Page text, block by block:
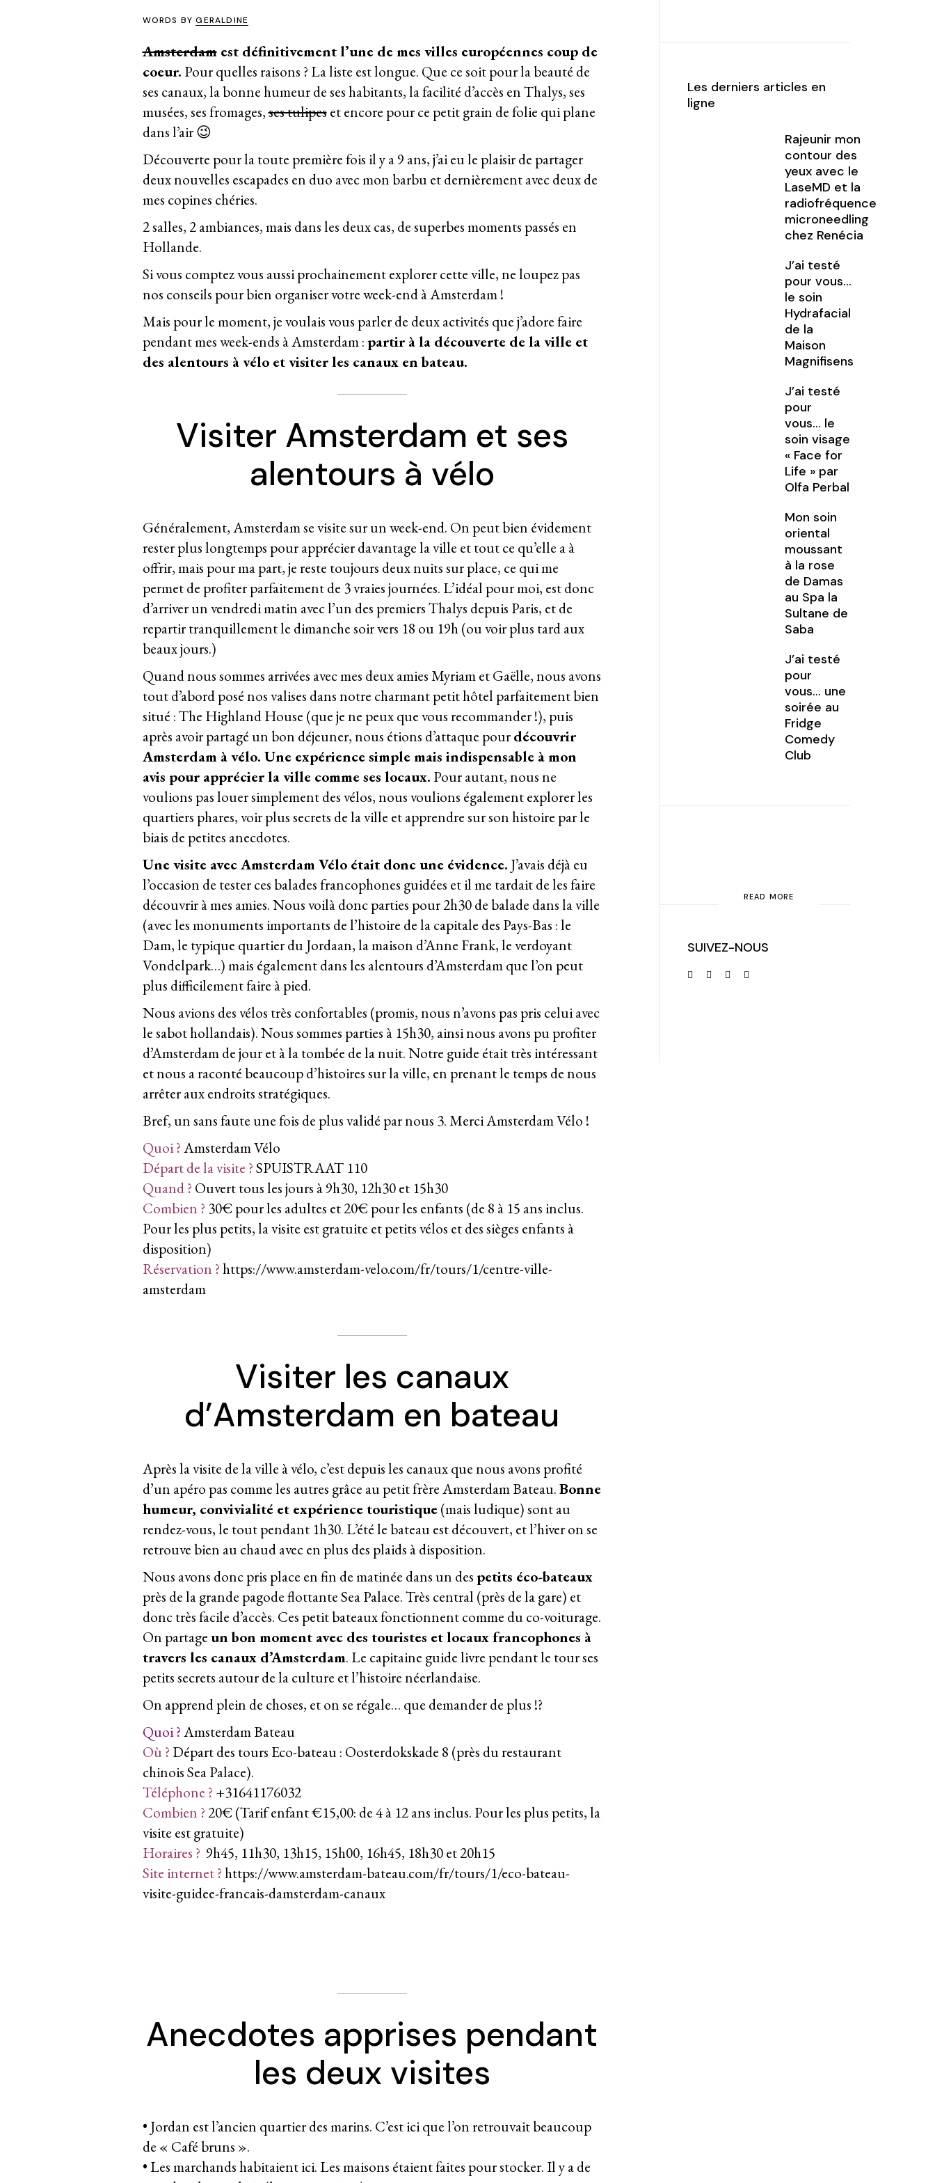
WORDS BYGERALDINE
Amsterdamest définitivement l’une de mes villes européennes coup de
coeur. Pour quelles raisons ? La liste est longue. Que ce soit pour la beauté de
ses canaux, la bonne humeur de ses habitants, lafacilité d’accès en Thalys, ses
musées, ses fromages,ses tulipeset encore pour ce petit grain de folie qui plane
dans l’air 😉
Découverte pour la toute première fois il y a 9 ans, j’ai eu le plaisir de partager
deux nouvelles escapades en duo avec mon barbu et dernièrement avec deux de
mes copines chéries.
2 salles, 2 ambiances, mais dans les deux cas, de superbes moments passés en
Hollande.
Si vous comptez vous aussi prochainement explorer cette ville, ne loupez pas
nos conseils pourbien organiser votre week-end à Amsterdam !
Mais pour le moment, je voulais vous parler de deux activités que j’adore faire
pendant mes week-ends à Amsterdam : partir à la découverte de la ville et
des alentours à vélo et visiter les canaux en bateau.
Visiter Amsterdam et ses
alentours à vélo
Généralement, Amsterdam se visite sur un week-end. On peut bien évidement
rester plus longtemps pour apprécier davantage la ville et tout ce qu’elle a à
offrir, mais pour ma part, je reste toujours deux nuits sur place, ce qui me
permet de profiter parfaitement de 3 vraies journées. L’idéal pour moi, est donc
d’arriver un vendredi matin avec l’un des premiers Thalys depuis Paris, et de
repartir tranquillement le dimanche soir vers 18 ou 19h (ou voir plus tard aux
beaux jours.)
Quand nous sommes arrivées avec mes deux amies Myriam et Gaëlle, nous avons
tout d’abord posé nos valises dans notre charmant petit hôtel parfaitement bien
situé :The Highland House (que je ne peux que vous recommander !), puis
après avoir partagé un bon déjeuner, nous étions d’attaque pourdécouvrir
Amsterdam à vélo. Une expérience simple mais indispensable à mon
avis pour apprécier la ville comme ses locaux. Pour autant, nous ne
voulions pas louer simplement des vélos, nous voulions également explorer les
quartiers phares, voir plus secrets de la ville et apprendre sur son histoire par le
biais de petites anecdotes.
Une visite avecAmsterdam Véloétait donc une évidence. J’avais déjà eu
l’occasion de tester ces balades francophones guidées et il me tardait de les faire
découvrir à mes amies. Nous voilà donc parties pour 2h30 de balade dans la ville
(avec les monuments importants de l’histoire de la capitale des Pays-Bas : le
Dam, le typique quartier du Jordaan, la maison d’Anne Frank, le verdoyant
Vondelpark…) mais également dans les alentours d’Amsterdam que l’on peut
plus difficilement faire à pied.
Nous avions des vélos très confortables (promis, nous n’avons pas pris celui avec
le sabot hollandais). Nous sommes parties à 15h30, ainsi nous avons pu profiter
d’Amsterdam de jour et à la tombée de la nuit. Notre guide était très intéressant
et nous a raconté beaucoup d’histoires sur la ville, en prenant le temps de nous
arrêter aux endroits stratégiques.
Bref, un sans faute une fois de plus validé par nous 3. Merci Amsterdam Vélo !
Quoi ?Amsterdam Vélo
Départ dela visite ?SPUISTRAAT 110
Quand ? Ouvert tous les jours à 9h30, 12h30 et 15h30
Combien ? 30€ pour les adultes et 20€ pour les enfants (de 8 à 15 ans inclus.
Pour les plus petits, la visite est gratuite et petits vélos et des sièges enfants à
disposition)
Réservation ?https://www.amsterdam-velo.com/fr/tours/1/centre-ville-
amsterdam
Visiter les canaux
d’Amsterdam en bateau
Après la visite de la ville à vélo, c’est depuis les canaux que nous avons profité
d’un apéro pas comme les autres grâce au petit frèreAmsterdam Bateau.Bonne
humeur, convivialité et expérience touristique(mais ludique) sont au
rendez-vous, le tout pendant 1h30. L’été le bateau est découvert, et l’hiver on se
retrouve bien au chaud avec en plus des plaids à disposition.
Nous avons donc pris place en fin de matinée dans un des petits éco-bateaux
près de la grande pagode flottante Sea Palace. Très central (près de la gare) et
donc très facile d’accès. Ces petit bateaux fonctionnent comme du co-voiturage.
On partage un bon moment avec des touristes et locaux francophones à
travers les canaux d’Amsterdam. Le capitaine guide livre pendant le tour ses
petits secrets autour de la culture et l’histoire néerlandaise.
On apprend plein de choses, et on se régale… que demander de plus !?
Quoi ?Amsterdam Bateau
Où ? Départ des tours Eco-bateau : Oosterdokskade 8 (près du restaurant
chinois Sea Palace).
Téléphone ? +31641176032
Combien ? 20€ (Tarif enfant €15,00: de 4 à 12 ans inclus. Pour les plus petits, la
visite est gratuite)
Horaires ? 9h45, 11h30, 13h15, 15h00, 16h45, 18h30 et 20h15
Site internet ?https://www.amsterdam-bateau.com/fr/tours/1/eco-bateau-
visite-guidee-francais-damsterdam-canaux
Anecdotes apprises pendant
les deux visites
• Jordan est l’ancien quartier des marins. C’est ici que l’on retrouvait beaucoup
de « Café bruns ».
• Les marchands habitaient ici. Les maisons étaient faites pour stocker. Il y a de
Les derniers articles en
ligne
Rajeunir mon
contour des
yeux avec le
LaseMD et la
radiofréquence
microneedling
chez Renécia
J’ai testé
pour vous…
le soin
Hydrafacial
de la
Maison
Magnifisens
J’ai testé
pour
vous… le
soin visage
« Face for
Life » par
Olfa Perbal
Mon soin
oriental
moussant
à la rose
de Damas
au Spa la
Sultane de
Saba
J’ai testé
pour
vous… une
soirée au
Fridge
Comedy
Club
READ MORE
SUIVEZ-NOUS